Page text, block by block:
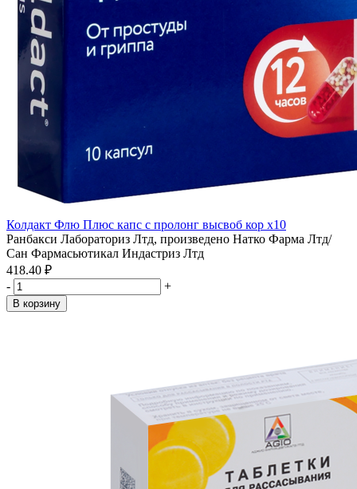
Колдакт Флю Плюс капс с пролонг высвоб кор x10
Ранбакси Лабораториз Лтд, произведено Натко Фарма Лтд/
Сан Фармасьютикал Индастриз Лтд
418.40 ₽
-
+
В корзину